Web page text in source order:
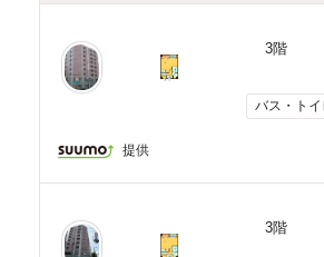
3階
バス・トイ
提供
3階